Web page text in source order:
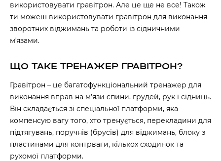
використовувати гравітрон. Але це ще не все! Також
ти можеш використовувати гравітрон для виконання
зворотних віджимань та роботи із сідничними
мʼязами.
ЩО ТАКЕ ТРЕНАЖЕР ГРАВІТРОН?
Гравітрон – це багатофункціональний тренажер для
виконання вправ на м’язи спини, грудей, рук і сідниць.
Він складається зі спеціальної платформи, яка
компенсую вагу того, хто тренується, перекладини для
підтягувань, поручнів (брусів) для віджимань, блоку з
пластинами для контрваги, кількох сходинок та
рухомої платформи.